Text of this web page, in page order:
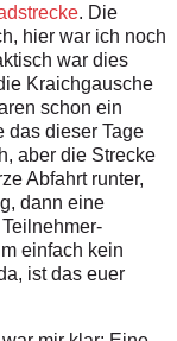
. Die
hier war ich noch
war dies
Kraichgausche
schon ein
das dieser Tage
aber die Strecke
Abfahrt runter,
dann eine
einfach kein
ist das euer